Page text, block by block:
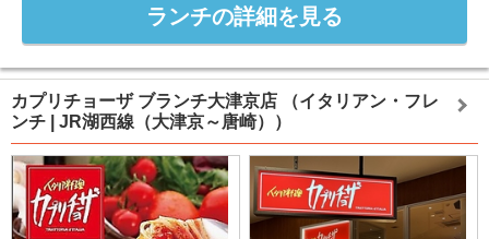
ランチの詳細を見る
カプリチョーザ ブランチ大津京店
（イタリアン・フレ
ンチ | JR湖西線（大津京～唐崎））